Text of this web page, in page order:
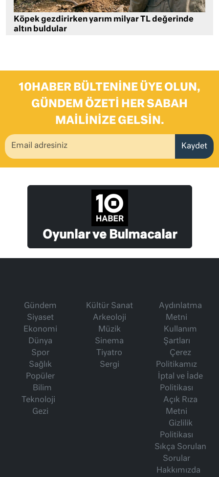
Köpek gezdirirken yarım milyar TL değerinde
altın buldular
10HABER BÜLTENINE ÜYE OLUN,
GÜNDEM ÖZETI HER SABAH
MAILINIZE GELSIN.
Kaydet
Oyunlar ve Bulmacalar
Gündem
Siyaset
Ekonomi
Dünya
Spor
Sağlık
Popüler
Bilim
Teknoloji
Gezi
Kültür Sanat
Arkeoloji
Müzik
Sinema
Tiyatro
Sergi
Aydınlatma
Metni
Kullanım
Şartları
Çerez
Politikamız
İptal ve İade
Politikası
Açık Rıza
Metni
Gizlilik
Politikası
Sıkça Sorulan
Sorular
Hakkımızda